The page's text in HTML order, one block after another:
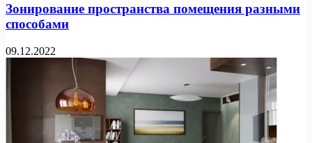
Зонирование пространства помещения разными
способами
09.12.2022